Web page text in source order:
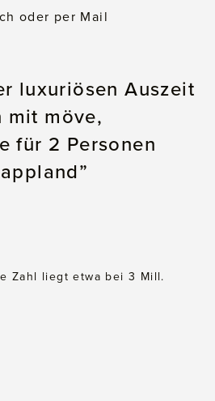
oder per Mail
luxuriösen Auszeit
mit möve,
für 2 Personen
Zahl liegt etwa bei 3 Mill.